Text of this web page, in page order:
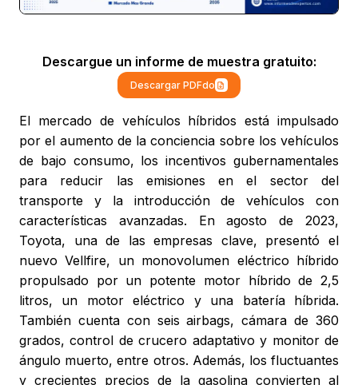
Descargue un informe de muestra gratuito:
Descargar PDFdo
El mercado de vehículos híbridos está impulsado
por el aumento de la conciencia sobre los vehículos
de bajo consumo, los incentivos gubernamentales
para reducir las emisiones en el sector del
transporte y la introducción de vehículos con
características avanzadas. En agosto de 2023,
Toyota, una de las empresas clave, presentó el
nuevo Vellfire, un monovolumen eléctrico híbrido
propulsado por un potente motor híbrido de 2,5
litros, un motor eléctrico y una batería híbrida.
También cuenta con seis airbags, cámara de 360
grados, control de crucero adaptativo y monitor de
ángulo muerto, entre otros. Además, los fluctuantes
y crecientes precios de la gasolina convierten al